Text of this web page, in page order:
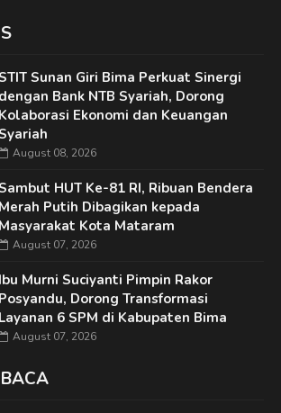
Sunan Giri Bima Perkuat Sinergi
dengan Bank NTB Syariah, Dorong
Kolaborasi Ekonomi dan Keuangan
August 08, 2026
HUT Ke-81 RI, Ribuan Bendera
Merah Putih Dibagikan kepada
Masyarakat Kota Mataram
August 07, 2026
Ibu Murni Suciyanti Pimpin Rakor
Posyandu, Dorong Transformasi
Layanan 6 SPM di Kabupaten Bima
August 07, 2026